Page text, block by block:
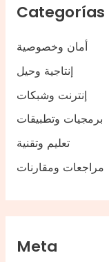
Categorías
أمان وخصوصية
إنتاجية وحيل
إنترنت وشبكات
برمجيات وتطبيقات
تعليم وتقنية
مراجعات ومقارنات
Meta